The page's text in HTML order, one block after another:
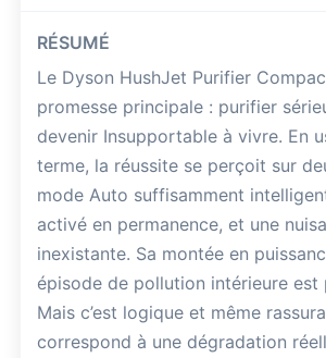
RÉSUMÉ
Le Dyson HushJet Purifier
promesse principale : purifier
devenir Insupportable à vivre. En
terme, la réussite se perçoit sur
mode Auto suffisamment
activé en permanence, et une
inexistante. Sa montée en
épisode de pollution intérieure est
Mais c’est logique et même
correspond à une dégradation